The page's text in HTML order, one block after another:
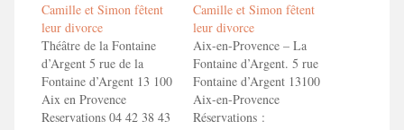
Camille et Simon fêtent
leur divorce
Théâtre de la Fontaine
d’Argent 5 rue de la
Fontaine d’Argent 13 100
Aix en Provence
Reservations 04 42 38 43
Camille et Simon fêtent
leur divorce
Aix-en-Provence – La
Fontaine d’Argent. 5 rue
Fontaine d’Argent 13100
Aix-en-Provence
Réservations :